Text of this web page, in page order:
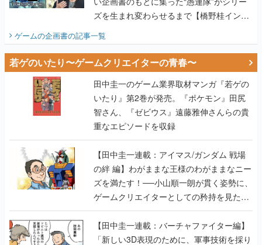
若ゲのいたり〜ゲームクリエイターの青春〜
田中圭一のゲーム業界取材マンガ『若ゲの
いたり』第2巻が発売。『ポケモン』田尻
智さん、『ゼビウス』遠藤雅伸さんらの貴
重なエピソードを収録
【田中圭一連載：アイマス/ガンダム 戦場
の絆 編】わがままな王様のわがままなニー
ズを満たす！──小山順一朗が貫く姿勢に、
ゲームクリエイターとしての矜持を見た
【若ゲのいたり最終回】
【田中圭一連載：バーチャファイター編】
「新しい3D表現のために、軍事技術を採り
入れたい」世界情勢を味方につけて、ゲー
ムに革命をもたらした鈴木 裕の功績【若ゲ
のいたり】